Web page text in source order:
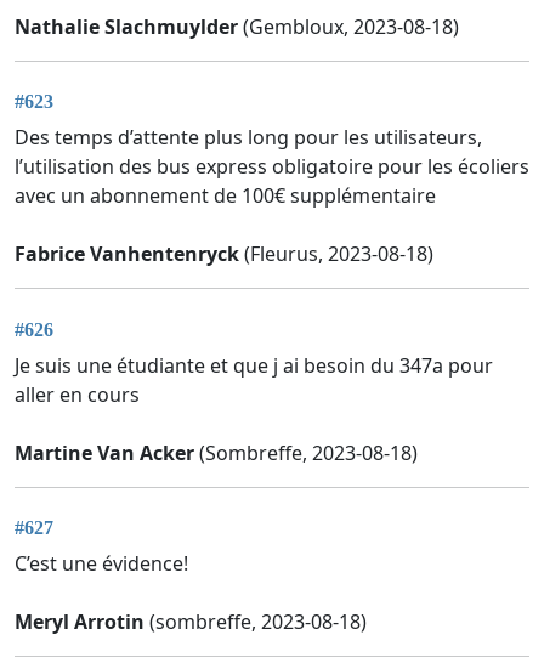
Nathalie Slachmuylder(Gembloux, 2023-08-18)
#623
Des temps d’attente plus long pour les utilisateurs,
l’utilisation des bus express obligatoire pour les écoliers
avec un abonnement de 100€ supplémentaire
Fabrice Vanhentenryck(Fleurus, 2023-08-18)
#626
Je suis une étudiante et que j ai besoin du 347a pour
aller en cours
Martine Van Acker(Sombreffe, 2023-08-18)
#627
C’est une évidence!
Meryl Arrotin (sombreffe, 2023-08-18)